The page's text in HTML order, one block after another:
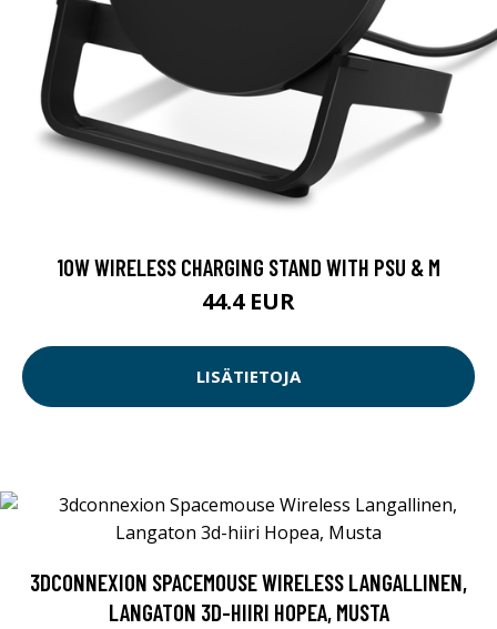
10W WIRELESS CHARGING STAND WITH PSU & M
44.4 EUR
LISÄTIETOJA
3DCONNEXION SPACEMOUSE WIRELESS LANGALLINEN,
LANGATON 3D-HIIRI HOPEA, MUSTA